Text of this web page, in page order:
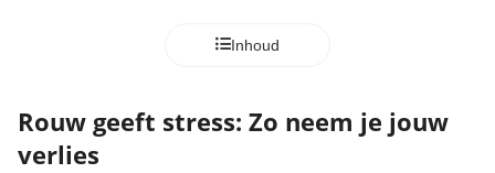
Inhoud
Rouw geeft stress: Zo neem je jouw
verlies